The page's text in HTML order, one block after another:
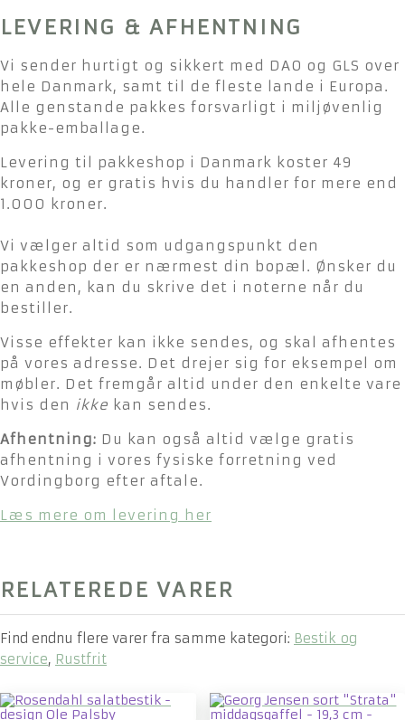
LEVERING & AFHENTNING
Vi sender hurtigt og sikkert med DAO og GLS over
hele Danmark, samt til de fleste lande i Europa.
Alle genstande pakkes forsvarligt i miljøvenlig
pakke-emballage.
Levering til pakkeshop i Danmark koster 49
kroner, og er gratis hvis du handler for mere end
1.000 kroner.
Vi vælger altid som udgangspunkt den
pakkeshop der er nærmest din bopæl. Ønsker du
en anden, kan du skrive det i noterne når du
bestiller.
Visse effekter kan ikke sendes, og skal afhentes
på vores adresse. Det drejer sig for eksempel om
møbler. Det fremgår altid under den enkelte vare
hvis den ikke kan sendes.
Afhentning: Du kan også altid vælge gratis
afhentning i vores fysiske forretning ved
Vordingborg efter aftale.
Læs mere om levering her
RELATEREDE VARER
Find endnu flere varer fra samme kategori: Bestik og
service, Rustfrit